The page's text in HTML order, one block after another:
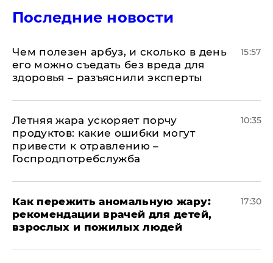
Последние новости
Чем полезен арбуз, и сколько в день
его можно съедать без вреда для
здоровья – разъяснили эксперты
15:57
Летняя жара ускоряет порчу
продуктов: какие ошибки могут
привести к отравлению –
Госпродпотребслужба
10:35
Как пережить аномальную жару:
рекомендации врачей для детей,
взрослых и пожилых людей
17:30